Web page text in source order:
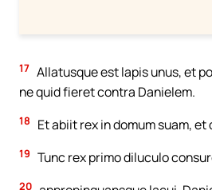
17 Allatusque est lapis unus, et
ne quid fieret contra Danielem.
18 Et abiit rex in domum suam,
19 Tunc rex primo diluculo
20